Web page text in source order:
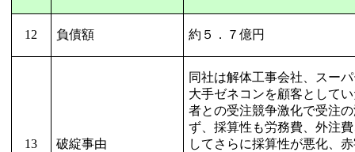
12 負債額 約５．７億円
13 破綻事由
同社は解体工事会社、スー
大手ゼネコンを顧客として
者との受注競争激化で受注
ず、採算性も労務費、外注
してさらに採算性が悪化、